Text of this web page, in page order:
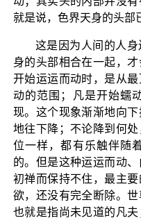
就是说，色界天身的头部
这是因为人间的人
身的头部相合在一起，
开始运运而动时，是从
动的范围；凡是开始蠕
现。这个现象渐渐地向
地往下降；不论降到何
位一样，都有乐触伴随
的。但是这种运运而动
初禅而保持不住，最主
欲，还没有完全断除。世
也就是指尚未见道的凡